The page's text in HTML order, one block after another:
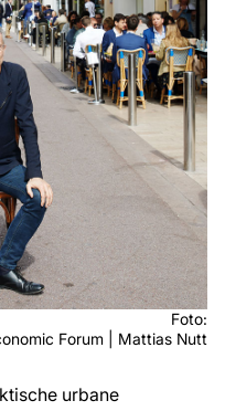
Foto:
Forum | Mattias Nutt
urbane